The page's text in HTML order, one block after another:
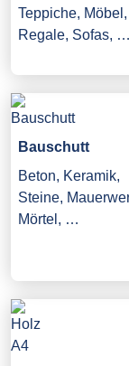
Teppiche, Möbel,
Regale, Sofas, …
Bauschutt
Beton, Keramik,
Steine,
Mörtel, …